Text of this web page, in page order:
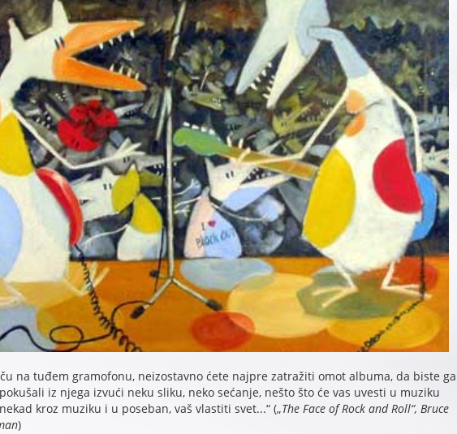
na tuđem gramofonu, neizostavno ćete najpre zatražiti omot albuma, da biste ga
iz njega izvući neku sliku, neko sećanje, nešto što će vas uvesti u muziku
kroz muziku i u poseban, vaš vlastiti svet...“ („The Face of Rock and Roll“, Bruce
)